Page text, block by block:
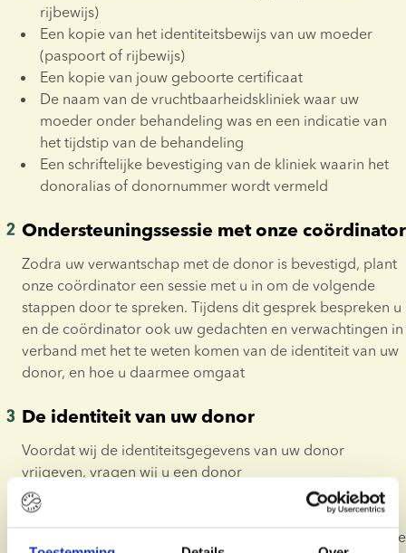
rijbewijs)
Een kopie van het identiteitsbewijs van uw moeder
(paspoort of rijbewijs)
Een kopie van jouw geboorte certificaat
De naam van de vruchtbaarheidskliniek waar uw
moeder onder behandeling was en een indicatie van
het tijdstip van de behandeling
Een schriftelijke bevestiging van de kliniek waarin het
donoralias of donornummer wordt vermeld
Ondersteuningssessie met onze coördinator
Zodra uw verwantschap met de donor is bevestigd, plant
onze coördinator een sessie met u in om de volgende
stappen door te spreken. Tijdens dit gesprek bespreken u
en de coördinator ook uw gedachten en verwachtingen in
verband met het te weten komen van de identiteit van uw
donor, en hoe u daarmee omgaat
De identiteit van uw donor
Voordat wij de identiteitsgegevens van uw donor
vrijgeven, vragen wij u een donor
geheimhoudingsverklaring te ondertekenen. Deze
overeenkomst is bedoeld om de privacy van de donor te
beschermen en duidelijk te maken wat u kunt doen met de